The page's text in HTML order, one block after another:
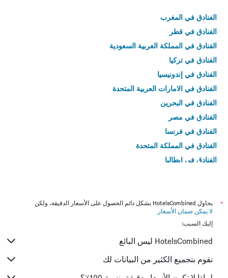
الفنادق في المغرب
الفنادق في قطر
الفنادق في المملكة العربية السعودية
الفنادق في تركيا
الفنادق في إندونيسيا
الفنادق في الامارات العربية المتحدة
الفنادق في البحرين
الفنادق في مصر
الفنادق في فرنسا
الفنادق في المملكة المتحدة
الفنادق في إيطاليا
*
يحاول HotelsCombined بشكل دائم الحصول على الأسعار الدقيقة، ولكن
لا يمكن ضمان الأسعار .
إليك السبب:
HotelsCombined ليس البائع
نقوم بتجميع الكثير من البيانات لك